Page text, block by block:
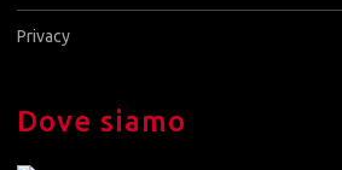
Privacy
Dove siamo